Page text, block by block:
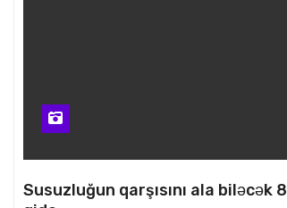
Susuzluğun qarşısını ala biləcək 8